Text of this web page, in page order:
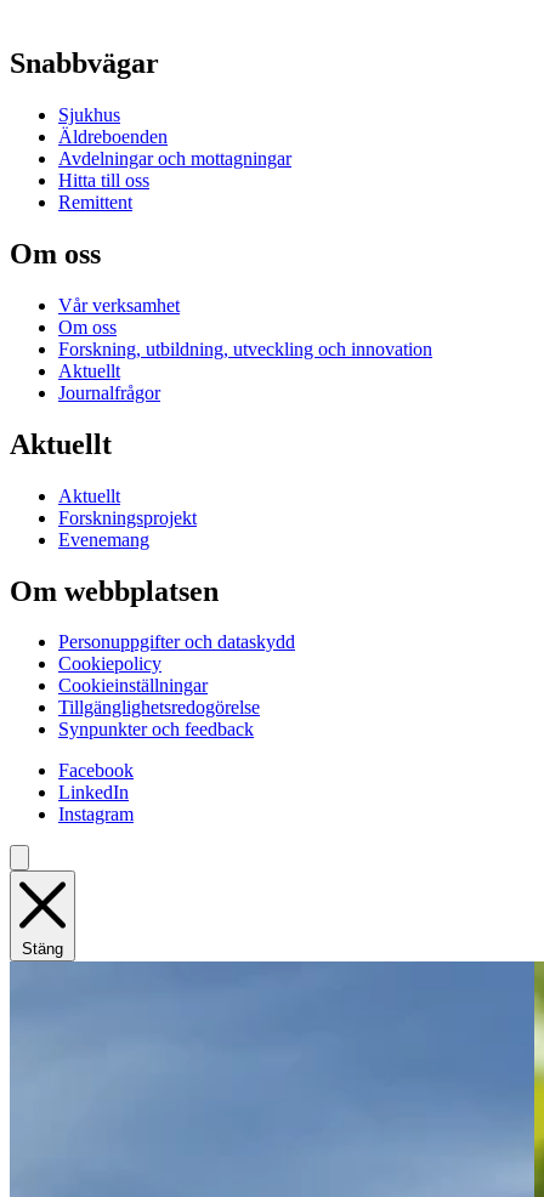
Snabbvägar
Sjukhus
Äldreboenden
Avdelningar och mottagningar
Hitta till oss
Remittent
Om oss
Vår verksamhet
Om oss
Forskning, utbildning, utveckling och innovation
Aktuellt
Journalfrågor
Aktuellt
Aktuellt
Forskningsprojekt
Evenemang
Om webbplatsen
Personuppgifter och dataskydd
Cookiepolicy
Cookieinställningar
Tillgänglighetsredogörelse
Synpunkter och feedback
Facebook
LinkedIn
Instagram
Stäng